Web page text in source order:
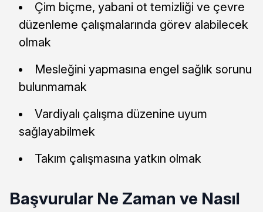
Çim biçme, yabani ot temizliği ve çevre
düzenleme çalışmalarında görev alabilecek
olmak
Mesleğini yapmasına engel sağlık sorunu
bulunmamak
Vardiyalı çalışma düzenine uyum
sağlayabilmek
Takım çalışmasına yatkın olmak
Başvurular Ne Zaman ve Nasıl